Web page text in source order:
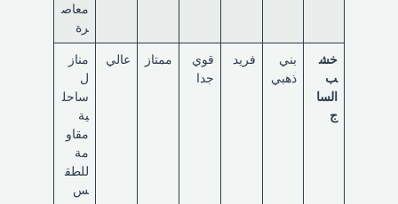
معاص
رة
خش
ب
السا
بني
ذهبي
فريد
قوي
جدا
ممتاز عالي
مناز
ساحل
مقاو
مة
للطق
س